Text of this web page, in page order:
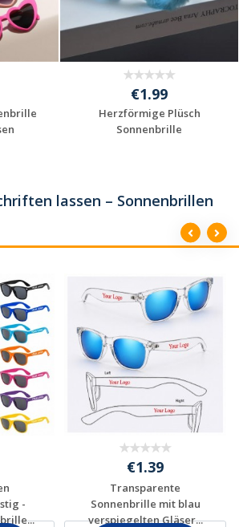
€1.99
Herzförmige Plüsch
Sonnenbrille
lassen – Sonnenbrillen
-
€1.39
Transparente
Sonnenbrille mit blau
verspiegelten Gläser...